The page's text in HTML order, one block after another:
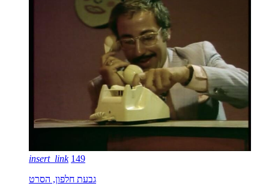
insert_link 149
גבעת חלפון, הסרט